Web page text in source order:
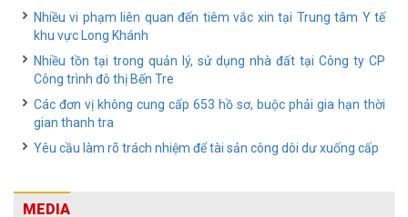
Nhiều vi phạm liên quan đến tiêm vắc xin tại Trung tâm Y tế
khu vực Long Khánh
Nhiều tồn tại trong quản lý, sử dụng nhà đất tại Công ty CP
Công trình đô thị Bến Tre
Các đơn vị không cung cấp 653 hồ sơ, buộc phải gia hạn thời
gian thanh tra
Yêu cầu làm rõ trách nhiệm để tài sản công dôi dư xuống cấp
MEDIA